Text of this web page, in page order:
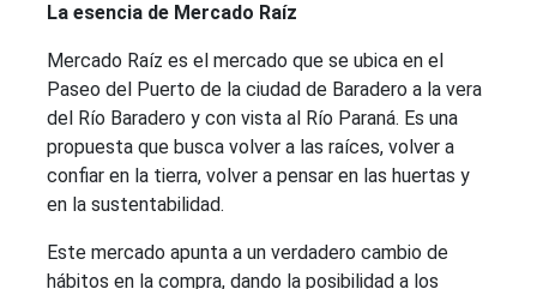
La esencia de Mercado Raíz
Mercado Raíz es el mercado que se ubica en el
Paseo del Puerto de la ciudad de Baradero a la vera
del Río Baradero y con vista al Río Paraná. Es una
propuesta que busca volver a las raíces, volver a
confiar en la tierra, volver a pensar en las huertas y
en la sustentabilidad.
Este mercado apunta a un verdadero cambio de
hábitos en la compra, dando la posibilidad a los